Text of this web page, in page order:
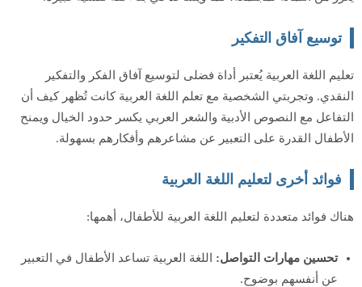
توسيع آفاق التفكير
تعليم اللغة العربية يُعتبر أداة فضلى لتوسيع آفاق الفكر والتفكير
النقدي. وتجربتي الشخصية مع تعلم اللغة العربية كانت تُظهر كيف أن
التفاعل مع النصوص الأدبية والشعر العربي يكسر حدود الخيال ويمنح
الأطفال القدرة على التعبير عن مشاعرهم وأفكارهم بسهولة.
فوائد أخرى لتعليم اللغة العربية
هناك فوائد متعددة لتعليم اللغة العربية للأطفال، أهمها:
تحسين مهارات التواصل: اللغة العربية تساعد الأطفال في التعبير
عن أنفسهم بوضوح.